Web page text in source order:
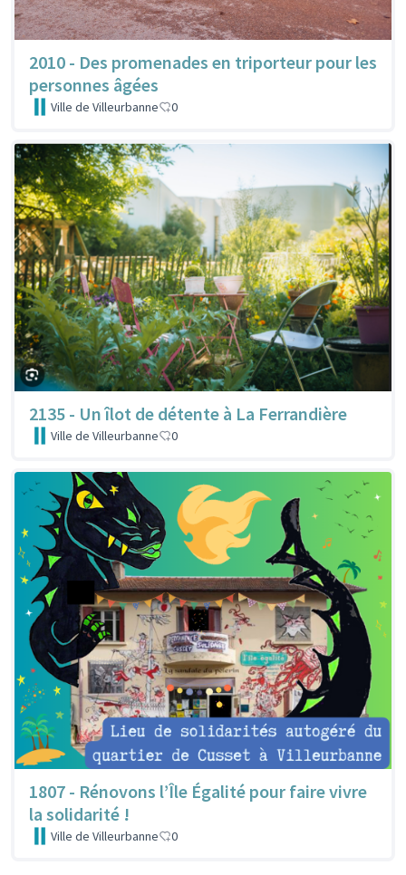
2010 - Des promenades en triporteur pour les
personnes âgées
Ville de Villeurbanne 0
2135 - Un îlot de détente à La Ferrandière
Ville de Villeurbanne 0
1807 - Rénovons l’Île Égalité pour faire vivre
la solidarité !
Ville de Villeurbanne 0